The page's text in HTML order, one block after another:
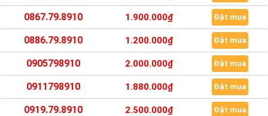
0867.79.8910 1.900.000₫ Đặt mua
0886.79.8910 1.200.000₫ Đặt mua
0905798910 2.000.000₫ Đặt mua
0911798910 1.880.000₫ Đặt mua
0919.79.8910 2.500.000₫ Đặt mua